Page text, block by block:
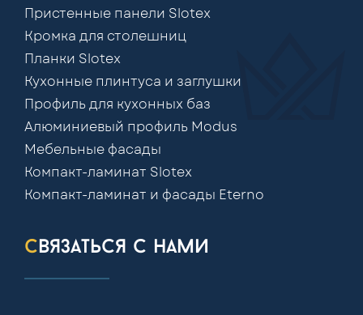
Пристенные панели Slotex
Кромка для столешниц
Планки Slotex
Кухонные плинтуса и заглушки
Профиль для кухонных баз
Алюминиевый профиль Modus
Мебельные фасады
Компакт-ламинат Slotex
Компакт-ламинат и фасады Eterno
связаться с нами